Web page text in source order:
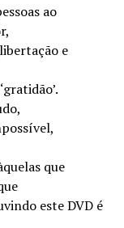
ao
e
que
este DVD é